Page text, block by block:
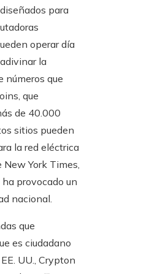
para
operar día
la
números que
que
de 40.000
sitios pueden
la red eléctrica
York Times,
provocado un
nacional.
que
es ciudadano
UU., Crypton